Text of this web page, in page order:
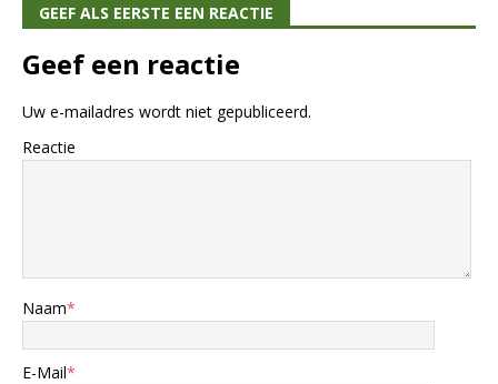
GEEF ALS EERSTE EEN REACTIE
Geef een reactie
Uw e-mailadres wordt niet gepubliceerd.
Reactie
Naam*
E-Mail*